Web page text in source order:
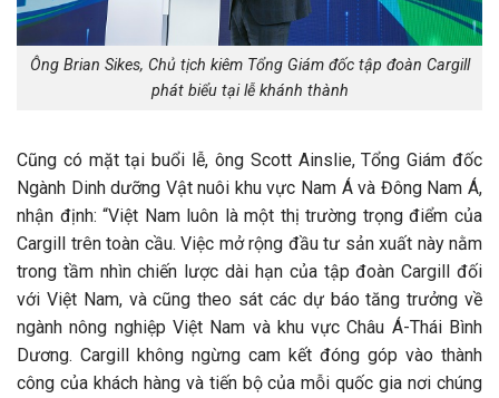
Ông Brian Sikes, Chủ tịch kiêm Tổng Giám đốc tập đoàn Cargill
phát biểu tại lễ khánh thành
Cũng có mặt tại buổi lễ, ông Scott Ainslie, Tổng Giám đốc
Ngành Dinh dưỡng Vật nuôi khu vực Nam Á và Đông Nam Á,
nhận định: “Việt Nam luôn là một thị trường trọng điểm của
Cargill trên toàn cầu. Việc mở rộng đầu tư sản xuất này nằm
trong tầm nhìn chiến lược dài hạn của tập đoàn Cargill đối
với Việt Nam, và cũng theo sát các dự báo tăng trưởng về
ngành nông nghiệp Việt Nam và khu vực Châu Á-Thái Bình
Dương. Cargill không ngừng cam kết đóng góp vào thành
công của khách hàng và tiến bộ của mỗi quốc gia nơi chúng